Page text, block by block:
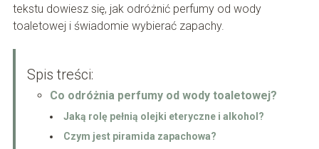
tekstu dowiesz się, jak odróżnić perfumy od wody
toaletowej i świadomie wybierać zapachy.
Spis treści:
Co odróżnia perfumy od wody toaletowej?
Jaką rolę pełnią olejki eteryczne i alkohol?
Czym jest piramida zapachowa?